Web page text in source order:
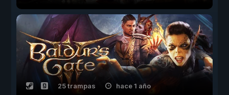
25 trampas hace 1 año